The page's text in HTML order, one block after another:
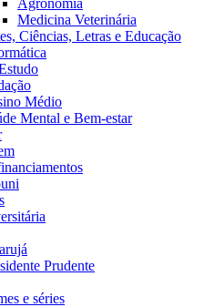
Agronomia
Medicina Veterinária
Ciências, Letras e Educação
Médio
Mental e Bem-estar
Prudente
e séries